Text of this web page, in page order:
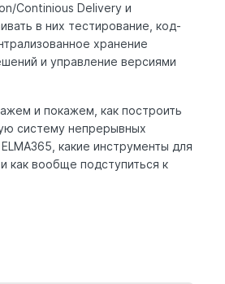
Continious Delivery и
в них тестирование, код-
хранение
и управление версиями
и покажем, как построить
систему непрерывных
какие инструменты для
как вообще подступиться к